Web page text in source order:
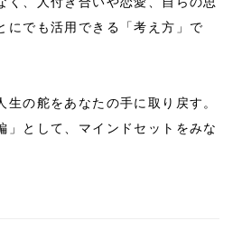
にでも活用できる「考え方」で
生の舵をあなたの手に取り戻す。
」として、マインドセットをみな